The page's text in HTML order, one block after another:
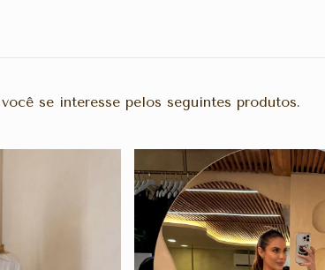
você se interesse pelos seguintes produtos.